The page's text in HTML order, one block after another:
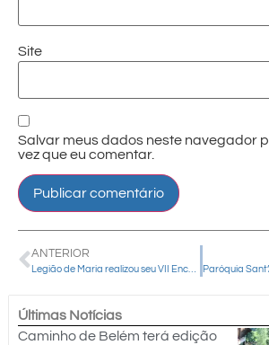
Site
Salvar meus dados neste navegador
vez que eu comentar.
ANTERIOR
Últimas Notícias
Caminho de Belém terá edição